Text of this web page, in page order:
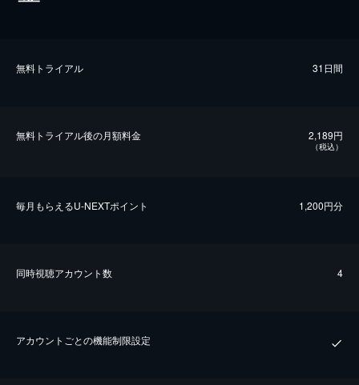
無料トライアル 31日間
無料トライアル後の⽉額料金 2,189円
（税込）
毎⽉もらえるU-NEXTポイント 1,200円分
同時視聴アカウント数 4
アカウントごとの機能制限設定